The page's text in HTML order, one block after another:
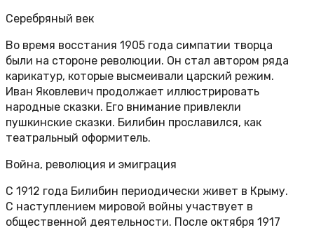
Серебряный век
Во время восстания 1905 года симпатии творца
были на стороне революции. Он стал автором ряда
карикатур, которые высмеивали царский режим.
Иван Яковлевич продолжает иллюстрировать
народные сказки. Его внимание привлекли
пушкинские сказки. Билибин прославился, как
театральный оформитель.
Война, революция и эмиграция
С 1912 года Билибин периодически живет в Крыму.
С наступлением мировой войны участвует в
общественной деятельности. После октября 1917